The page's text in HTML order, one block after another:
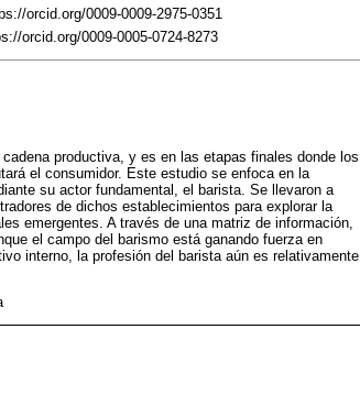
orcid.org/0009-0009-2975-0351
orcid.org/0009-0005-0724-8273
productiva, y es en las etapas finales donde los
el consumidor. Este estudio se enfoca en la
su actor fundamental, el barista. Se llevaron a
de dichos establecimientos para explorar la
emergentes. A través de una matriz de información,
el campo del barismo está ganando fuerza en
interno, la profesión del barista aún es relativamente